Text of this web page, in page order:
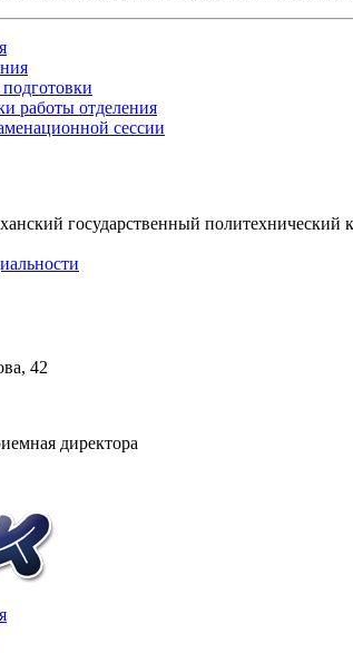
работы отделения
сессии
государственный политехнический
42
директора